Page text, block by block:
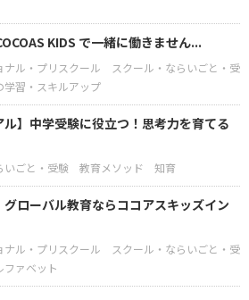
KIDS で一緒に働きません...
ナル・プリスクール
スクール・ならいごと・受
学習・スキルアップ
ル】中学受験に役立つ！思考力を育てる
いごと・受験 教育メソッド 知育
ローバル教育ならココアスキッズイン
ナル・プリスクール
スクール・ならいごと・受
ファベット